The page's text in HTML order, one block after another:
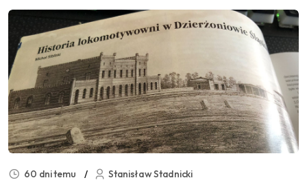
60 dni temu Stanisław Stadnicki